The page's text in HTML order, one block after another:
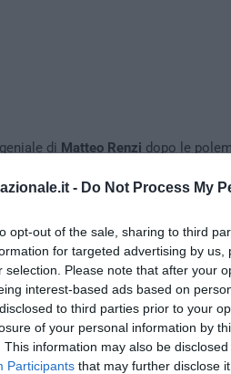
- Do Not Process My
opt-out of the sale, sharing to third
for targeted advertising by
selection. Please note that after your
interest-based ads based on
to third parties prior to your
of your personal information by
This information may also be
Participants that may further disclose
di Matteo Renzi dopo le